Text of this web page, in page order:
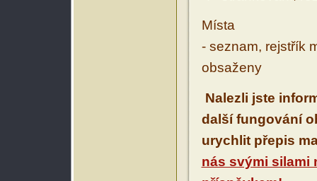
Místa
- seznam, rejstřík
obsaženy
Nalezli jste
další fungování
urychlit přepis
nás svými silami